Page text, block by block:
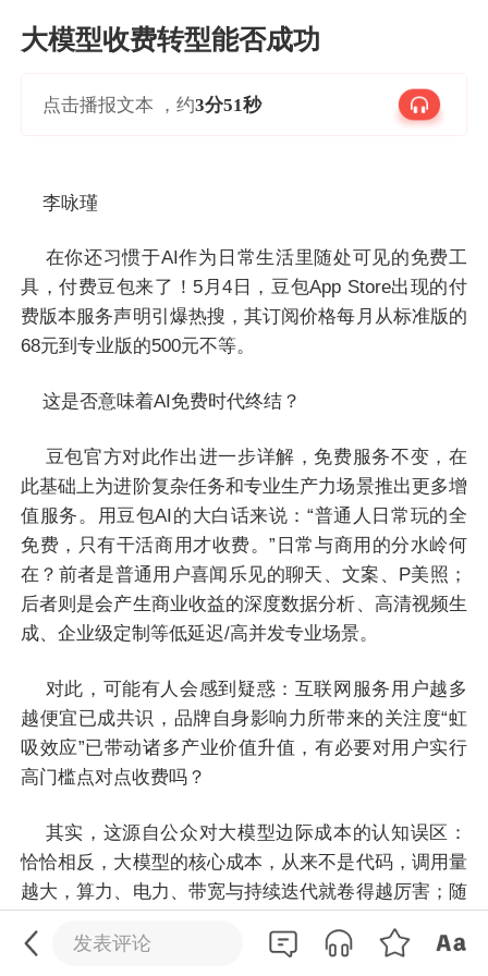
大模型收费转型能否成功
点击播报文本 ，约3分51秒
李咏瑾
在你还习惯于AI作为日常生活里随处可见的免费工
具，付费豆包来了！5月4日，豆包App Store出现的付
费版本服务声明引爆热搜，其订阅价格每月从标准版的
68元到专业版的500元不等。
这是否意味着AI免费时代终结？
豆包官方对此作出进一步详解，免费服务不变，在
此基础上为进阶复杂任务和专业生产力场景推出更多增
值服务。用豆包AI的大白话来说：“普通人日常玩的全
免费，只有干活商用才收费。”日常与商用的分水岭何
在？前者是普通用户喜闻乐见的聊天、文案、P美照；
后者则是会产生商业收益的深度数据分析、高清视频生
成、企业级定制等低延迟/高并发专业场景。
对此，可能有人会感到疑惑：互联网服务用户越多
越便宜已成共识，品牌自身影响力所带来的关注度“虹
吸效应”已带动诸多产业价值升值，有必要对用户实行
高门槛点对点收费吗？
其实，这源自公众对大模型边际成本的认知误区：
恰恰相反，大模型的核心成本，从来不是代码，调用量
越大，算力、电力、带宽与持续迭代就卷得越厉害；随
现实与虚拟成本可谓“巨人的食量”。而当AI大模型日益
发表评论
0/200
发送